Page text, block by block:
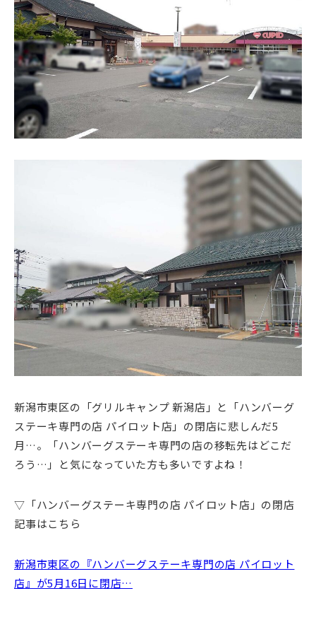
新潟市東区の「グリルキャンプ 新潟店」と「ハンバーグ
ステーキ専門の店 パイロット店」の閉店に悲しんだ5
月…。「ハンバーグステーキ専門の店の移転先はどこだ
ろう…」と気になっていた方も多いですよね！
▽「ハンバーグステーキ専門の店 パイロット店」の閉店
記事はこちら
新潟市東区の『ハンバーグステーキ専門の店 パイロット
店』が5月16日に閉店…